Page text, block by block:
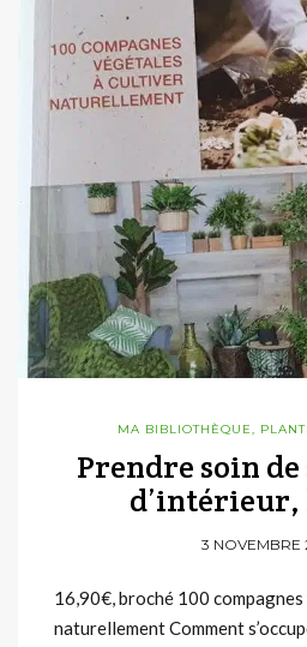
MA BIBLIOTHÈQUE,
Prendre soin de
3 NOVEMBRE
16,90€, broché 100
naturellement Comment